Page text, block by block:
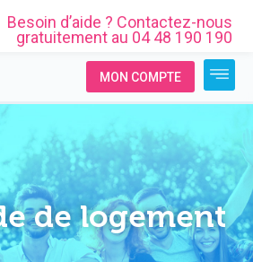
Besoin d’aide ? Contactez-nous
gratuitement au 04 48 190 190
MON COMPTE
de logement